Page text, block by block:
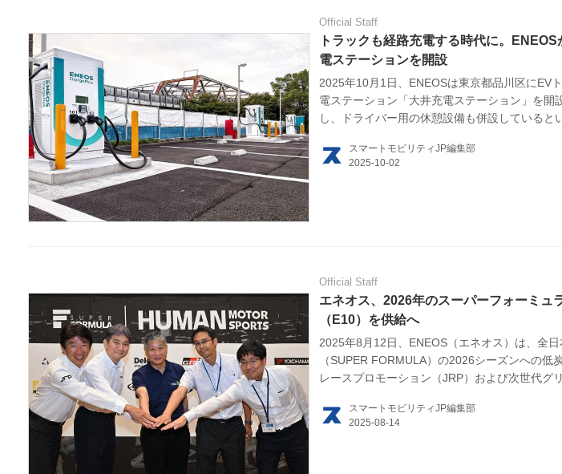
テクノロジー
このメディアについて
運営会社
利用規約
お問い合せ
広告掲載について
Official Staff
トラックも経路充電する時代に。
電ステーションを開設
2025年10月1日、ENEOSは東京都品川区にEV
電ステーション「大井充電ステーション」を開
し、ドライバー用の休憩設備も併設していると
スマートモビリティJP編集部
Official Staff
エネオス、2026年のスーパーフォーミュ
（E10）を供給へ
2025年8月12日、ENEOS（エネオス）は、全
（SUPER FORMULA）の2026シーズンへの
レースプロモーション（JRP）および次世代グ
スマートモビリティJP編集部